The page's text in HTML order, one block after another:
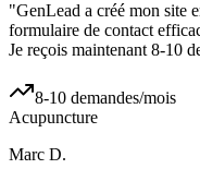
"GenLead a créé mon site
formulaire de contact
Je reçois maintenant 8-10
8-10 demandes/mois
Acupuncture
Marc D.